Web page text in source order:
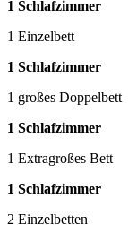
1 Schlafzimmer
1 Einzelbett
1 Schlafzimmer
1 großes Doppelbett
1 Schlafzimmer
1 Extragroßes Bett
1 Schlafzimmer
2 Einzelbetten